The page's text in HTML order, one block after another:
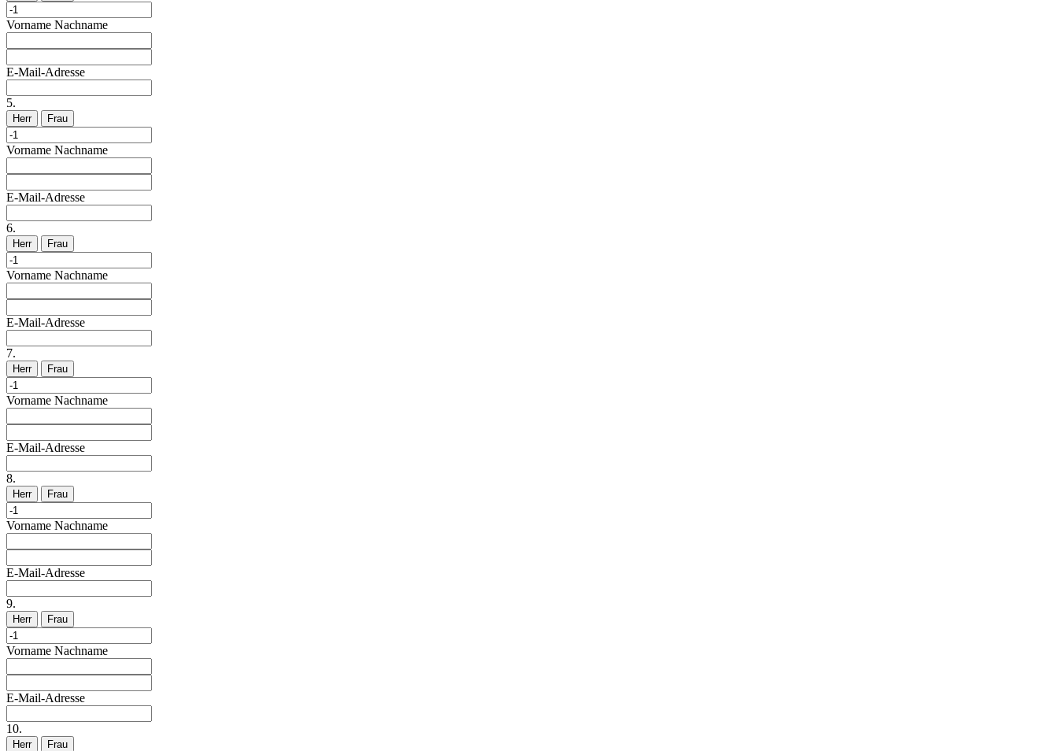
Vorname Nachname
E-Mail-Adresse
5.
Herr Frau
Vorname Nachname
E-Mail-Adresse
6.
Herr Frau
Vorname Nachname
E-Mail-Adresse
7.
Herr Frau
Vorname Nachname
E-Mail-Adresse
8.
Herr Frau
Vorname Nachname
E-Mail-Adresse
9.
Herr Frau
Vorname Nachname
E-Mail-Adresse
10.
Herr Frau